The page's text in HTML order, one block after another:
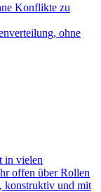
Konflikte zu
ohne
in vielen
offen über Rollen
konstruktiv und mit